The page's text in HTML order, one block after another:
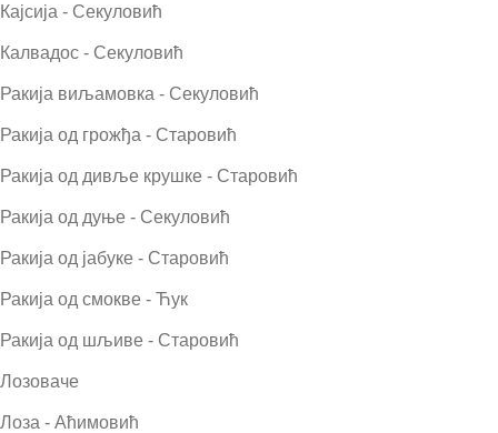
Кајсија - Секуловић
Калвадос - Секуловић
Ракија виљамовка - Секуловић
Ракија од грожђа - Старовић
Ракија од дивље крушке - Старовић
Ракија од дуње - Секуловић
Ракија од јабуке - Старовић
Ракија од смокве - Ћук
Ракија од шљиве - Старовић
Лозоваче
Лоза - Аћимовић